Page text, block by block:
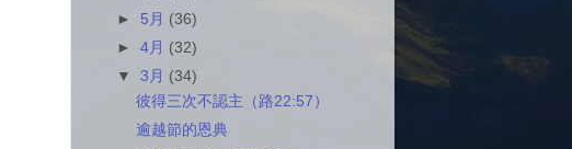
► 5月 (36)
►4月 (32)
▼3月 (34)
彼得三次不認主（路22:57）
逾越節的恩典